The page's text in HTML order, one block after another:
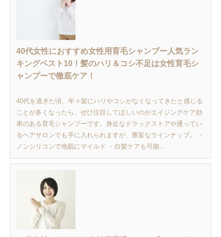
40代女性におすすめ女性用育毛シャンプー人気ラン
キングベスト10！髪のハリ＆コシ不足は女性育毛シ
ャンプーで徹底ケア！
40代を過ぎた頃、年々髪にハリやコシがなくなってきたと感じる
ことが多くなったら、ぜひ注目してほしいのがエイジングケア効
果のある育毛シャンプーです。身近なドラックストアや通ってい
るヘアサロンでも手に入れられますが、豊富なラインナップ。 ・
ノンシリコンで地肌にマイルド ・白髪ケアも可能...